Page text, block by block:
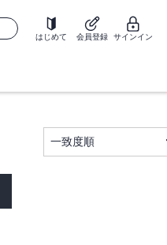
はじめて 会員登録 サインイン
一致度順